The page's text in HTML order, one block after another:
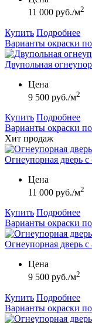
11 000 руб./м2
Купить Подробнее
Варианты окраски
Двупольная
Цена
9 500 руб./м2
Купить Подробнее
Варианты окраски
Хит продаж
Огнеупорная дверь
Цена
11 000 руб./м2
Купить Подробнее
Варианты окраски
Огнеупорная дверь
Цена
9 500 руб./м2
Купить Подробнее
Варианты окраски